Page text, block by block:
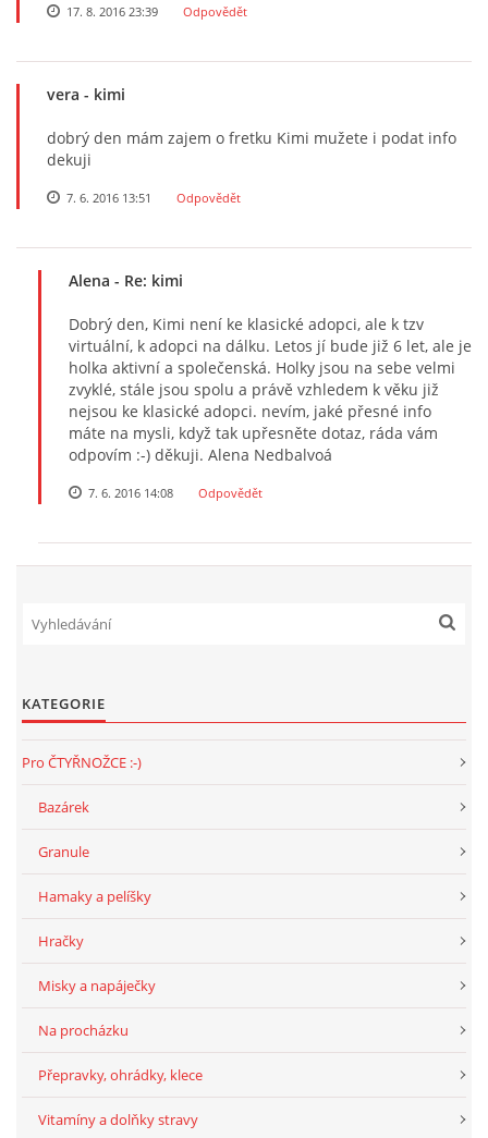
JAK NÁM POMOCI
NAPSALI O NÁS
SLUŽBY
HISTORIE - 2010 - 2020
© 2026 eStránky.cz Aktualizováno: 1. 8. 2026
17. 8. 2016 23:39 Odpovědět
vera - kimi
dobrý den mám zajem o fretku Kimi mužete i podat info
dekuji
7. 6. 2016 13:51 Odpovědět
Alena - Re: kimi
Dobrý den, Kimi není ke klasické adopci, ale k tzv
virtuální, k adopci na dálku. Letos jí bude již 6 let, ale je
holka aktivní a společenská. Holky jsou na sebe velmi
zvyklé, stále jsou spolu a právě vzhledem k věku již
nejsou ke klasické adopci. nevím, jaké přesné info
máte na mysli, když tak upřesněte dotaz, ráda vám
odpovím :-) děkuji. Alena Nedbalvoá
7. 6. 2016 14:08 Odpovědět
KATEGORIE
Pro ČTYŘNOŽCE :-)
Bazárek
Granule
Hamaky a pelíšky
Hračky
Misky a napáječky
Na procházku
Přepravky, ohrádky, klece
Vitamíny a dolňky stravy